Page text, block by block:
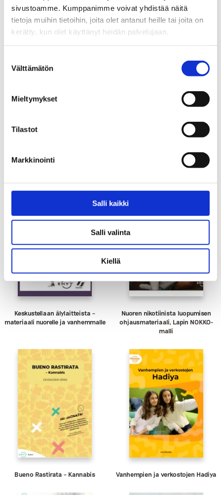
sivustoamme. Kumppanimme voivat yhdistää näitä
tietoja muihin tietoihin, joita olet antanut heille tai joita on
kerätty, kun olet käyttänyt heidän palvelujaan.
valinta
Välttämätön
Mieltymykset
Tilastot
Markkinointi
Salli kaikki
Salli valinta
Kiellä
0,00€
toiminta vuosina 2020-2025
julistesarja ja tarrat
Keskustellaan älylaitteista –
materiaali nuorelle ja vanhemmalle
Nuoren nikotiinista luopumisen
ohjausmateriaali, Lapin NOKKO-
malli
Bueno Rastirata – Kannabis Vanhempien ja verkostojen Hadiya